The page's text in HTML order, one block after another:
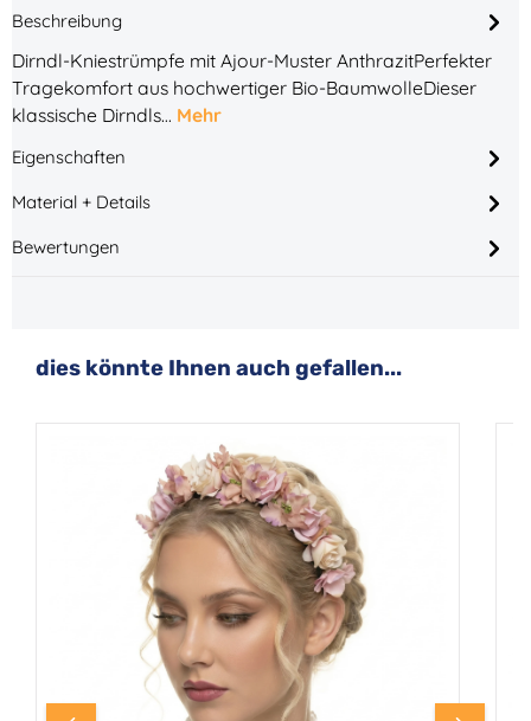
Beschreibung
Dirndl-Kniestrümpfe mit Ajour-Muster AnthrazitPerfekter
Tragekomfort aus hochwertiger Bio-BaumwolleDieser
klassische Dirndls… Mehr
Eigenschaften
Material + Details
Bewertungen
Produktgalerie überspringen
dies könnte Ihnen auch gefallen...